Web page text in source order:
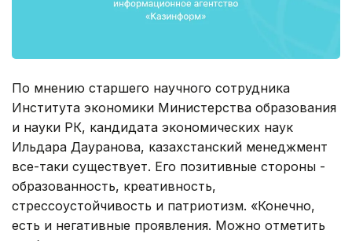
По мнению старшего научного сотрудника
Института экономики Министерства образования
и науки РК, кандидата экономических наук
Ильдара Дауранова, казахстанский менеджмент
все-таки существует. Его позитивные стороны -
образованность, креативность,
стрессоустойчивость и патриотизм. «Конечно,
есть и негативные проявления. Можно отметить